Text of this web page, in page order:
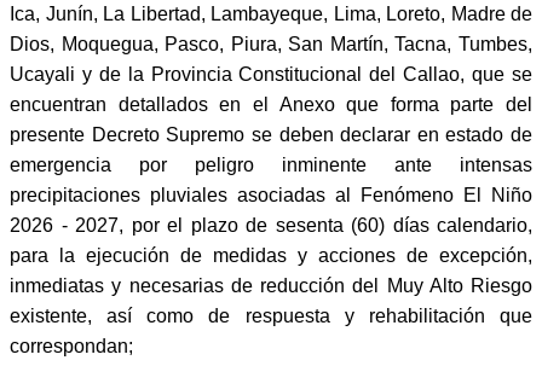
Ica, Junín, La Libertad, Lambayeque, Lima, Loreto, Madre de
Dios, Moquegua, Pasco, Piura, San Martín, Tacna, Tumbes,
Ucayali y de la Provincia Constitucional del Callao, que se
encuentran detallados en el Anexo que forma parte del
presente Decreto Supremo se deben declarar en estado de
emergencia por peligro inminente ante intensas
precipitaciones pluviales asociadas al Fenómeno El Niño
2026 - 2027, por el plazo de sesenta (60) días calendario,
para la ejecución de medidas y acciones de excepción,
inmediatas y necesarias de reducción del Muy Alto Riesgo
existente, así como de respuesta y rehabilitación que
correspondan;